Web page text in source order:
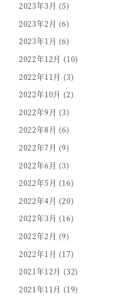
2023年3月 (5)
2023年2月 (6)
2023年1月 (6)
2022年12月 (10)
2022年11月 (3)
2022年10月 (2)
2022年9月 (3)
2022年8月 (6)
2022年7月 (9)
2022年6月 (3)
2022年5月 (16)
2022年4月 (20)
2022年3月 (16)
2022年2月 (9)
2022年1月 (17)
2021年12月 (32)
2021年11月 (19)